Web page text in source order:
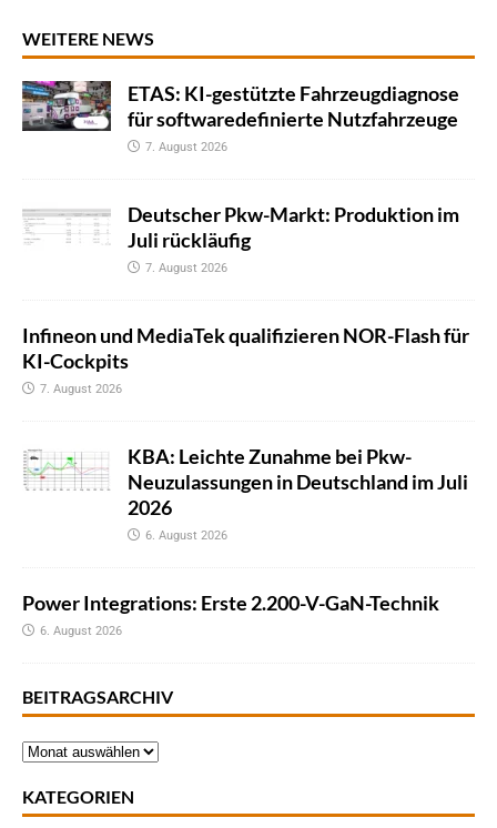
WEITERE NEWS
ETAS: KI-gestützte Fahrzeugdiagnose
für softwaredefinierte Nutzfahrzeuge
7. August 2026
Deutscher Pkw-Markt: Produktion im
Juli rückläufig
7. August 2026
Infineon und MediaTek qualifizieren NOR-Flash für
KI-Cockpits
7. August 2026
KBA: Leichte Zunahme bei Pkw-
Neuzulassungen in Deutschland im Juli
2026
6. August 2026
Power Integrations: Erste 2.200-V-GaN-Technik
6. August 2026
BEITRAGSARCHIV
KATEGORIEN